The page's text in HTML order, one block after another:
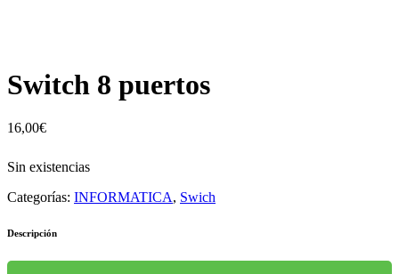
Switch 8 puertos
16,00€
Sin existencias
Categorías: INFORMATICA, Swich
Descripción